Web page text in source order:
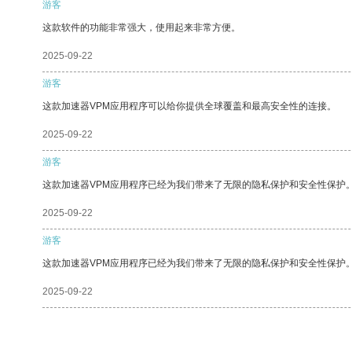
游客
这款软件的功能非常强大，使用起来非常方便。
2025-09-22
游客
这款加速器VPM应用程序可以给你提供全球覆盖和最高安全性的连接。
2025-09-22
游客
这款加速器VPM应用程序已经为我们带来了无限的隐私保护和安全性保护
2025-09-22
游客
这款加速器VPM应用程序已经为我们带来了无限的隐私保护和安全性保护
2025-09-22